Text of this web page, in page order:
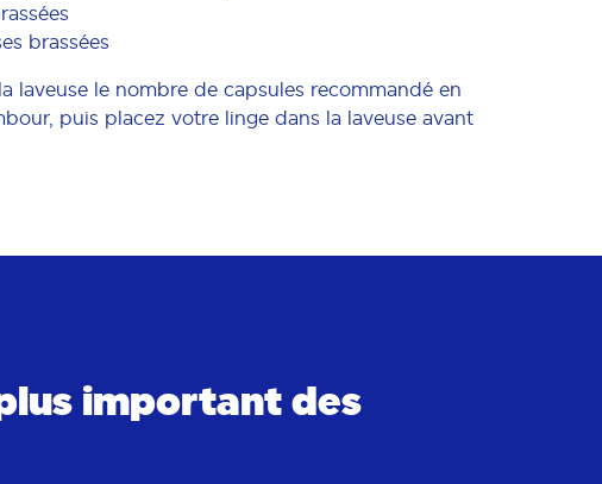
brassées
laveuse le nombre de capsules recommandé en
puis placez votre linge dans la laveuse avant
important des